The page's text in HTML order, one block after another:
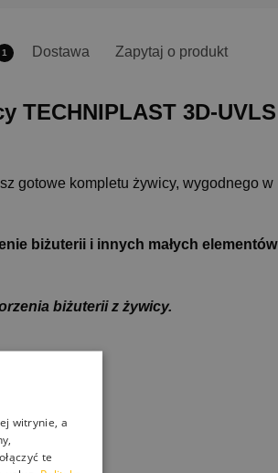
1 Dostawa Zapytaj o produkt
TECHNIPLAST 3D-UVLS
gotowe kompletu żywicy, wygodnego w
biżuterii i innych małych elementów
biżuterii z żywicy.
witrynie, a
te